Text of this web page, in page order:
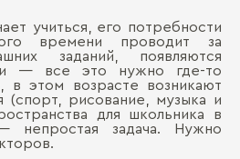
учиться, его потребности
времени проводит за
заданий, появляются
— все это нужно где-то
этом возрасте возникают
(спорт, рисование, музыка и
для школьника в
непростая задача. Нужно